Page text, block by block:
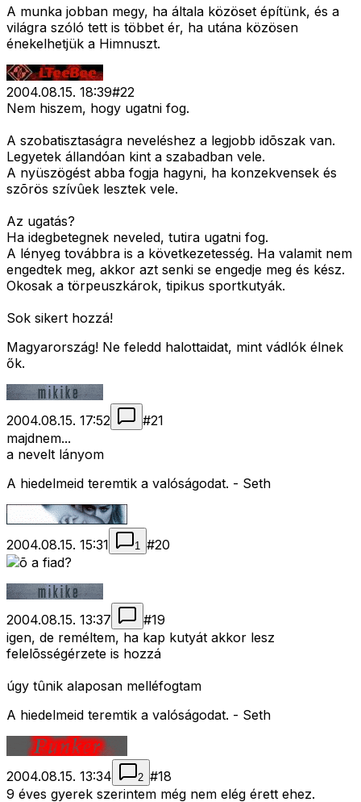
A munka jobban megy, ha általa közöset építünk, és a
világra szóló tett is többet ér, ha utána közösen
énekelhetjük a Himnuszt.
2004.08.15. 18:39#22
Nem hiszem, hogy ugatni fog.
A szobatisztaságra neveléshez a legjobb idõszak van.
Legyetek állandóan kint a szabadban vele.
A nyüszögést abba fogja hagyni, ha konzekvensek és
szõrös szívûek lesztek vele.
Az ugatás?
Ha idegbetegnek neveled, tutira ugatni fog.
A lényeg továbbra is a következetesség. Ha valamit nem
engedtek meg, akkor azt senki se engedje meg és kész.
Okosak a törpeuszkárok, tipikus sportkutyák.
Sok sikert hozzá!
Magyarország! Ne feledd halottaidat, mint vádlók élnek
ők.
2004.08.15. 17:52 #21
majdnem...
a nevelt lányom
A hiedelmeid teremtik a valóságodat. - Seth
2004.08.15. 15:31 1 #20
õ a fiad?
2004.08.15. 13:37 #19
igen, de reméltem, ha kap kutyát akkor lesz
felelõsségérzete is hozzá
úgy tûnik alaposan melléfogtam
A hiedelmeid teremtik a valóságodat. - Seth
2004.08.15. 13:34 2 #18
9 éves gyerek szerintem még nem elég érett ehez.